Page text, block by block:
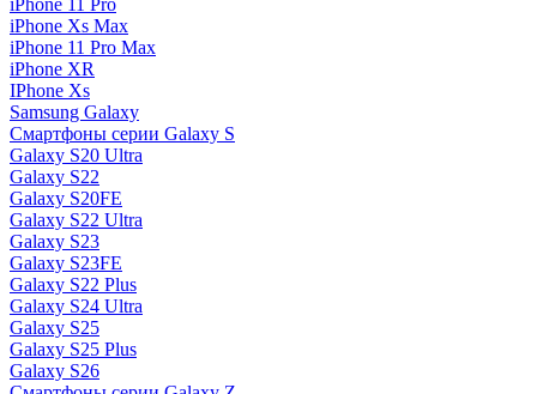
iPhone 11 Pro
iPhone Xs Max
iPhone 11 Pro Max
iPhone XR
IPhone Xs
Samsung Galaxy
Смартфоны серии Galaxy S
Galaxy S20 Ultra
Galaxy S22
Galaxy S20FE
Galaxy S22 Ultra
Galaxy S23
Galaxy S23FE
Galaxy S22 Plus
Galaxy S24 Ultra
Galaxy S25
Galaxy S25 Plus
Galaxy S26